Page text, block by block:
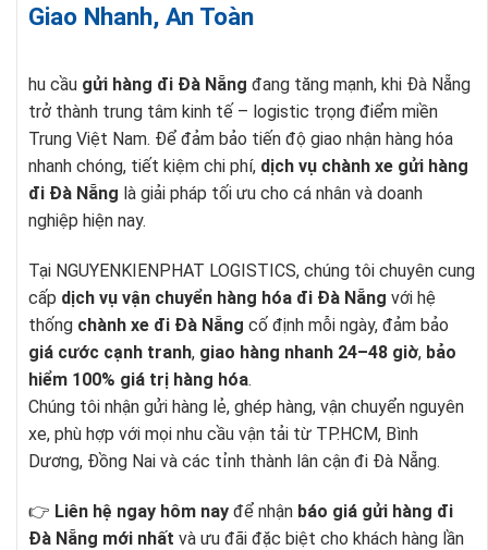
Giao Nhanh, An Toàn
hu cầu gửi hàng đi Đà Nẵng đang tăng mạnh, khi Đà Nẵng
trở thành trung tâm kinh tế – logistic trọng điểm miền
Trung Việt Nam. Để đảm bảo tiến độ giao nhận hàng hóa
nhanh chóng, tiết kiệm chi phí, dịch vụ chành xe gửi hàng
đi Đà Nẵng là giải pháp tối ưu cho cá nhân và doanh
nghiệp hiện nay.
Tại NGUYENKIENPHAT LOGISTICS, chúng tôi chuyên cung
cấp dịch vụ vận chuyển hàng hóa đi Đà Nẵng với hệ
thống chành xe đi Đà Nẵng cố định mỗi ngày, đảm bảo
giá cước cạnh tranh, giao hàng nhanh 24–48 giờ, bảo
hiểm 100% giá trị hàng hóa.
Chúng tôi nhận gửi hàng lẻ, ghép hàng, vận chuyển nguyên
xe, phù hợp với mọi nhu cầu vận tải từ TP.HCM, Bình
Dương, Đồng Nai và các tỉnh thành lân cận đi Đà Nẵng.
👉 Liên hệ ngay hôm nay để nhận báo giá gửi hàng đi
Đà Nẵng mới nhất và ưu đãi đặc biệt cho khách hàng lần